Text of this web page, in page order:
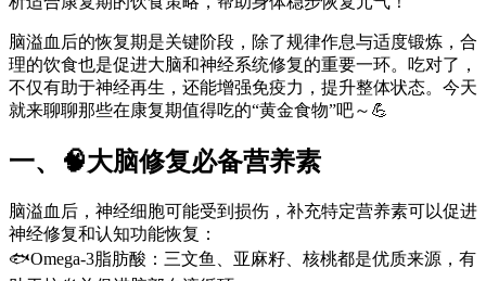
脑溢血后的恢复期是关键阶段，除了规律作息与适度锻炼，合
理的饮食也是促进大脑和神经系统修复的重要一环。吃对了，
不仅有助于神经再生，还能增强免疫力，提升整体状态。今天
就来聊聊那些在康复期值得吃的“黄金食物”吧～💪
一、🧠大脑修复必备营养素
脑溢血后，神经细胞可能受到损伤，补充特定营养素可以促进
神经修复和认知功能恢复：
🐟Omega-3脂肪酸：三文鱼、亚麻籽、核桃都是优质来源，有